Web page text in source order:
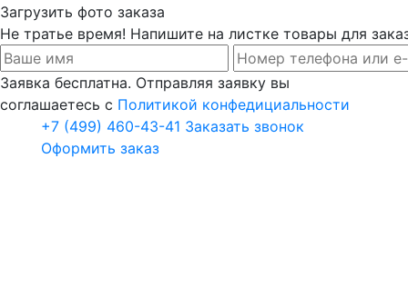
Загрузить фото заказа
Не тратье время! Напишите на листке товары для
Заявка бесплатна. Отправляя заявку вы
соглашаетесь с Политикой конфедициальности
+7 (499) 460-43-41 Заказать звонок
Оформить заказ